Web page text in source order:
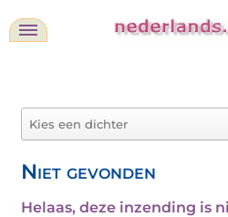
Niet gevonden
Helaas, deze inzending is